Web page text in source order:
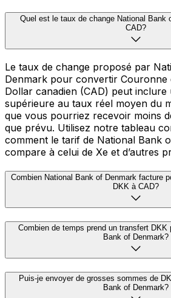
Quel est le taux de change National Bank
CAD?
Le taux de change proposé par
Denmark pour convertir Couronne
Dollar canadien (CAD) peut inclure
supérieure au taux réel moyen du
que vous pourriez recevoir moins
que prévu. Utilisez notre tableau
comment le tarif de National Bank
compare à celui de Xe et d’autres
Combien National Bank of Denmark facture
DKK à CAD?
Combien de temps prend un transfert DKK
Bank of Denmark?
Puis-je envoyer de grosses sommes de
Bank of Denmark?